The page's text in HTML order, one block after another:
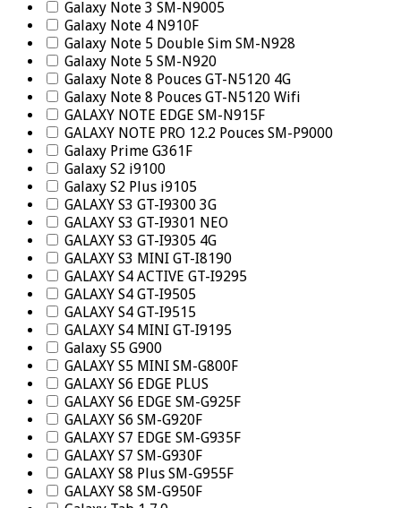
Galaxy Note 3 SM-N9005
Galaxy Note 4 N910F
Galaxy Note 5 Double Sim SM-N928
Galaxy Note 5 SM-N920
Galaxy Note 8 Pouces GT-N5120 4G
Galaxy Note 8 Pouces GT-N5120 Wifi
GALAXY NOTE EDGE SM-N915F
GALAXY NOTE PRO 12.2 Pouces SM-P9000
Galaxy Prime G361F
Galaxy S2 i9100
Galaxy S2 Plus i9105
GALAXY S3 GT-I9300 3G
GALAXY S3 GT-I9301 NEO
GALAXY S3 GT-I9305 4G
GALAXY S3 MINI GT-I8190
GALAXY S4 ACTIVE GT-I9295
GALAXY S4 GT-I9505
GALAXY S4 GT-I9515
GALAXY S4 MINI GT-I9195
Galaxy S5 G900
GALAXY S5 MINI SM-G800F
GALAXY S6 EDGE PLUS
GALAXY S6 EDGE SM-G925F
GALAXY S6 SM-G920F
GALAXY S7 EDGE SM-G935F
GALAXY S7 SM-G930F
GALAXY S8 Plus SM-G955F
GALAXY S8 SM-G950F